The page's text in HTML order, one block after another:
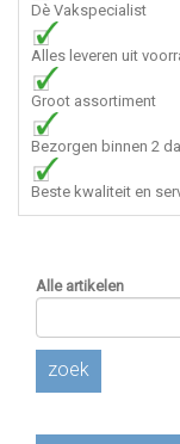
Dè Vakspecialist
Alles leveren uit
Groot assortiment
Bezorgen binnen 2
Beste kwaliteit en
Alle artikelen
zoek